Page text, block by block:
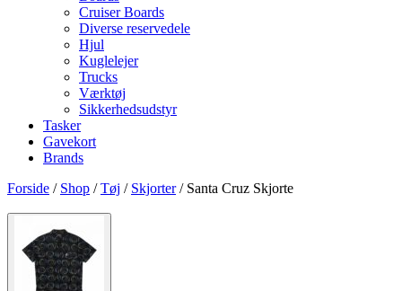
Cruiser Boards
Diverse reservedele
Hjul
Kuglelejer
Trucks
Værktøj
Sikkerhedsudstyr
Tasker
Gavekort
Brands
Forside / Shop /Tøj / Skjorter/ Santa Cruz Skjorte